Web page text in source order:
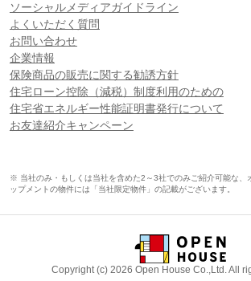
ソーシャルメディアガイドライン
よくいただく質問
お問い合わせ
企業情報
保険商品の販売に関する勧誘方針
住宅ローン控除（減税）制度利用のための
住宅省エネルギー性能証明書発行について
お友達紹介キャンペーン
※ 当社のみ・もしくは当社を含めた2～3社でのみご紹介可能な、
ップメントの物件には「当社限定物件」の記載がございます。
Copyright (c) 2026 Open House Co.,Ltd. All